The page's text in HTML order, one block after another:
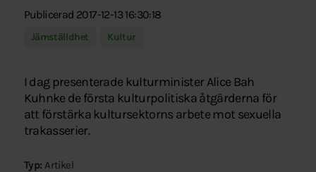
Publicerad 2017-12-13 16:30:18
Jämställdhet Kultur
I dag presenterade kulturminister Alice Bah
Kuhnke de första kulturpolitiska åtgärderna för
att förstärka kultursektorns arbete mot sexuella
trakasserier.
Typ: Artikel